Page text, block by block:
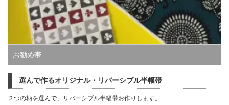
お勧め帯
選んで作るオリジナル・リバーシブル半幅帯
２つの柄を選んで、リバーシブル半幅帯お作りします。